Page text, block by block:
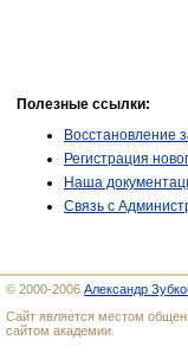
Полезные ссылки:
Восстановление
Регистрация
Наша
Связь с
© 2000-2006 Александр
Сайт является местом
сайтом академии.